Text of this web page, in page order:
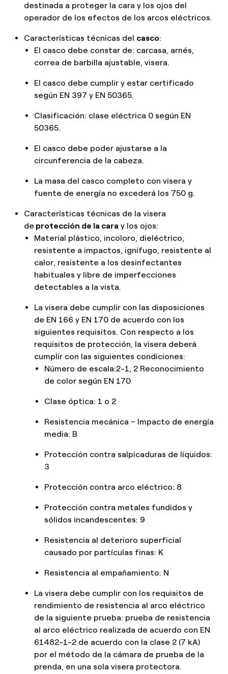
destinada a proteger la cara y los ojos del
operador de los efectos de los arcos eléctricos.
Características técnicas del casco:
El casco debe constar de: carcasa, arnés,
correa de barbilla ajustable, visera.
El casco debe cumplir y estar certificado
según EN 397 y EN 50365.
Clasificación: clase eléctrica 0 según EN
50365.
El casco debe poder ajustarse a la
circunferencia de la cabeza.
La masa del casco completo con visera y
fuente de energía no excederá los 750 g.
Características técnicas de la visera
de protección de la cara y los ojos:
Material plástico, incoloro, dieléctrico,
resistente a impactos, ignífugo, resistente al
calor, resistente a los desinfectantes
habituales y libre de imperfecciones
detectables a la vista.
La visera debe cumplir con las disposiciones
de EN 166 y EN 170 de acuerdo con los
siguientes requisitos. Con respecto a los
requisitos de protección, la visera deberá
cumplir con las siguientes condiciones:
Número de escala:2-1, 2 Reconocimiento
de color según EN 170
Clase óptica: 1 o 2
Resistencia mecánica – Impacto de energía
media: B
Protección contra salpicaduras de líquidos:
3
Protección contra arco eléctrico: 8
Protección contra metales fundidos y
sólidos incandescentes: 9
Resistencia al deterioro superficial
causado por partículas finas: K
Resistencia al empañamiento: N
La visera debe cumplir con los requisitos de
rendimiento de resistencia al arco eléctrico
de la siguiente prueba: prueba de resistencia
al arco eléctrico realizada de acuerdo con EN
61482-1-2 de acuerdo con la clase 2 (7 kA)
por el método de la cámara de prueba de la
prenda, en una sola visera protectora.